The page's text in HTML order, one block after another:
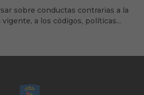
sobre conductas contrarias a la
a los códigos, políticas...